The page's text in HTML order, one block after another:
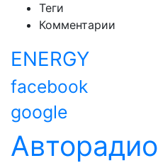
Теги
Комментарии
ENERGY
facebook
google
Авторадио